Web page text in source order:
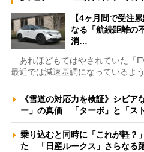
【4ヶ月間で受注
なる「航続距離の
消…
あれほどもてはやされていた「
最近では減速基調になっているよ
《雪道の対応力を検証》シビア
ー」の真価 「ターボ」と「ス
乗り込むと同時に「これが軽？
た 「日産ルークス」さらなる